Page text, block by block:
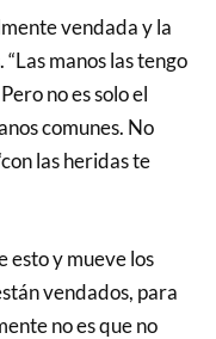
vendada y la
manos las tengo
no es solo el
comunes. No
las heridas te
esto y mueve los
vendados, para
no es que no